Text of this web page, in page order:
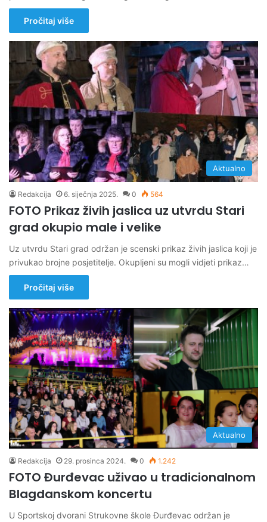
Pročitaj više
Aktualno
Redakcija 6. siječnja 2025. 0 564
FOTO Prikaz živih jaslica uz utvrdu Stari
grad okupio male i velike
Uz utvrdu Stari grad održan je scenski prikaz živih jaslica koji je
privukao brojne posjetitelje. Okupljeni su mogli vidjeti prikaz…
Pročitaj više
Aktualno
Redakcija 29. prosinca 2024. 0 1.242
FOTO Đurđevac uživao u tradicionalnom
Blagdanskom koncertu
U Sportskoj dvorani Strukovne škole Đurđevac održan je